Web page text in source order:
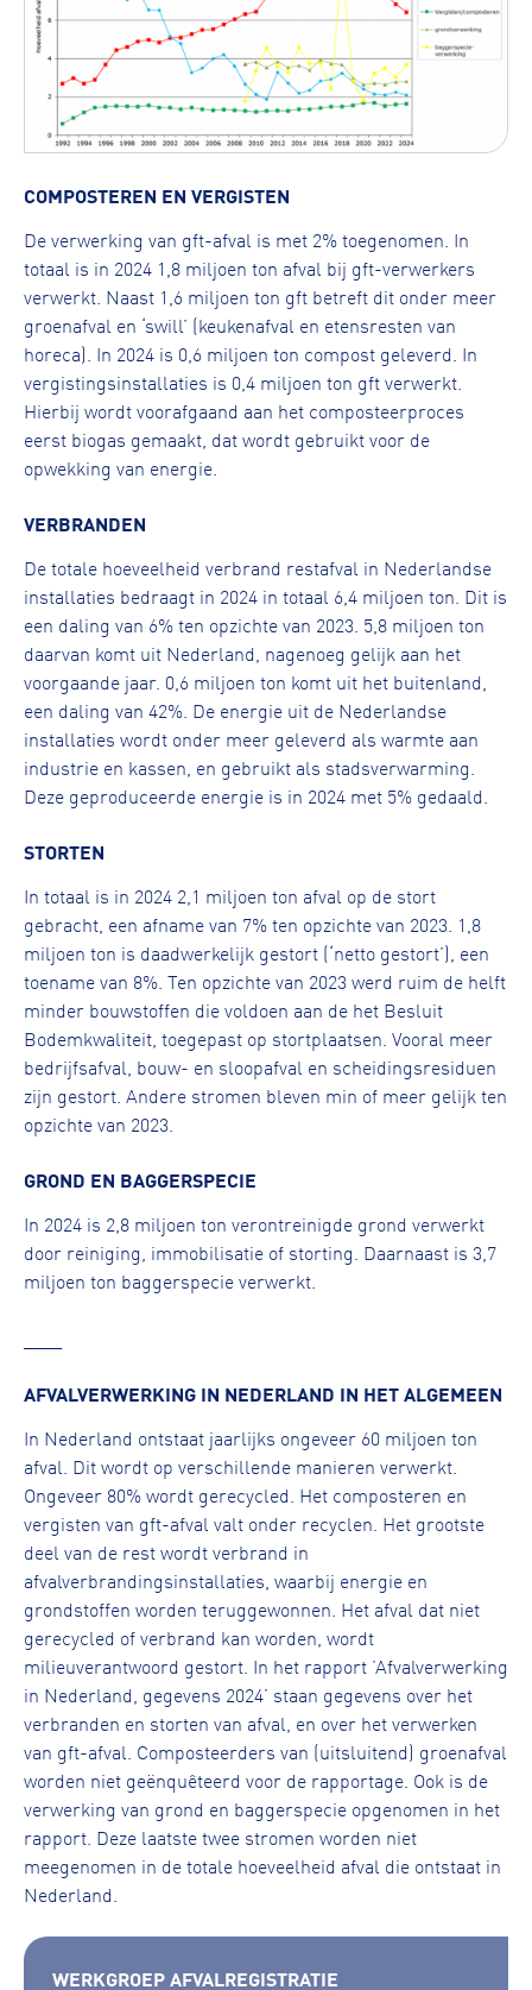
COMPOSTEREN EN VERGISTEN
De verwerking van gft-afval is met 2% toegenomen. In
totaal is in 2024 1,8 miljoen ton afval bij gft-verwerkers
verwerkt. Naast 1,6 miljoen ton gft betreft dit onder meer
groenafval en ‘swill’ (keukenafval en etensresten van
horeca). In 2024 is 0,6 miljoen ton compost geleverd. In
vergistingsinstallaties is 0,4 miljoen ton gft verwerkt.
Hierbij wordt voorafgaand aan het composteerproces
eerst biogas gemaakt, dat wordt gebruikt voor de
opwekking van energie.
VERBRANDEN
De totale hoeveelheid verbrand restafval in Nederlandse
installaties bedraagt in 2024 in totaal 6,4 miljoen ton. Dit is
een daling van 6% ten opzichte van 2023. 5,8 miljoen ton
daarvan komt uit Nederland, nagenoeg gelijk aan het
voorgaande jaar. 0,6 miljoen ton komt uit het buitenland,
een daling van 42%. De energie uit de Nederlandse
installaties wordt onder meer geleverd als warmte aan
industrie en kassen, en gebruikt als stadsverwarming.
Deze geproduceerde energie is in 2024 met 5% gedaald.
STORTEN
In totaal is in 2024 2,1 miljoen ton afval op de stort
gebracht, een afname van 7% ten opzichte van 2023. 1,8
miljoen ton is daadwerkelijk gestort (‘netto gestort’), een
toename van 8%. Ten opzichte van 2023 werd ruim de helft
minder bouwstoffen die voldoen aan de het Besluit
Bodemkwaliteit, toegepast op stortplaatsen. Vooral meer
bedrijfsafval, bouw- en sloopafval en scheidingsresiduen
zijn gestort. Andere stromen bleven min of meer gelijk ten
opzichte van 2023.
GROND EN BAGGERSPECIE
In 2024 is 2,8 miljoen ton verontreinigde grond verwerkt
door reiniging, immobilisatie of storting. Daarnaast is 3,7
miljoen ton baggerspecie verwerkt.
AFVALVERWERKING IN NEDERLAND IN HET ALGEMEEN
In Nederland ontstaat jaarlijks ongeveer 60 miljoen ton
afval. Dit wordt op verschillende manieren verwerkt.
Ongeveer 80% wordt gerecycled. Het composteren en
vergisten van gft-afval valt onder recyclen. Het grootste
deel van de rest wordt verbrand in
afvalverbrandingsinstallaties, waarbij energie en
grondstoffen worden teruggewonnen. Het afval dat niet
gerecycled of verbrand kan worden, wordt
milieuverantwoord gestort. In het rapport ’Afvalverwerking
in Nederland, gegevens 2024’ staan gegevens over het
verbranden en storten van afval, en over het verwerken
van gft-afval. Composteerders van (uitsluitend) groenafval
worden niet geënquêteerd voor de rapportage. Ook is de
verwerking van grond en baggerspecie opgenomen in het
rapport. Deze laatste twee stromen worden niet
meegenomen in de totale hoeveelheid afval die ontstaat in
Nederland.
WERKGROEP AFVALREGISTRATIE